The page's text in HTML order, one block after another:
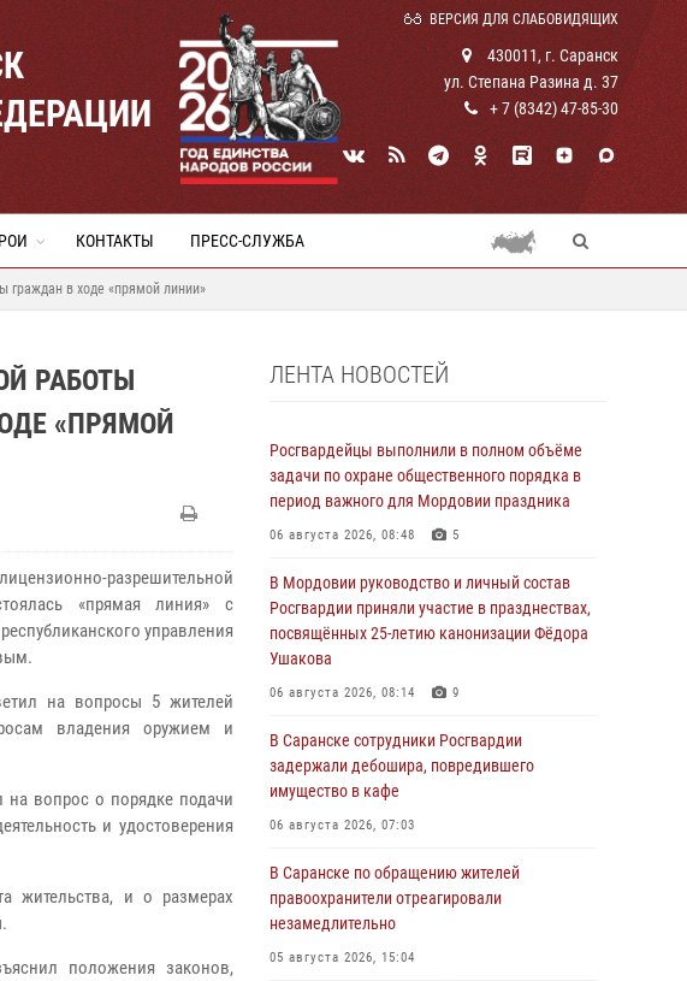
ВЕРСИЯ ДЛЯ СЛАБОВИДЯЩИХ
430011, г. Саранск
ул. Степана Разина д. 37
+ 7 (8342) 47-85-30
КОНТАКТЫ ПРЕСС-СЛУЖБА
граждан в ходе «прямой линии»
РАБОТЫ
«ПРЯМОЙ
разрешительной
«прямая линия» с
управления
на вопросы 5 жителей
владения оружием и
вопрос о порядке подачи
и удостоверения
жительства, и о размерах
положения законов,
ЛЕНТА НОВОСТЕЙ
Росгвардейцы выполнили в полном объёме
задачи по охране общественного порядка в
период важного для Мордовии праздника
06 августа 2026, 08:48 5
В Мордовии руководство и личный состав
Росгвардии приняли участие в празднествах,
посвящённых 25-летию канонизации Фёдора
Ушакова
06 августа 2026, 08:14 9
В Саранске сотрудники Росгвардии
задержали дебошира, повредившего
имущество в кафе
06 августа 2026, 07:03
В Саранске по обращению жителей
правоохранители отреагировали
незамедлительно
05 августа 2026, 15:04